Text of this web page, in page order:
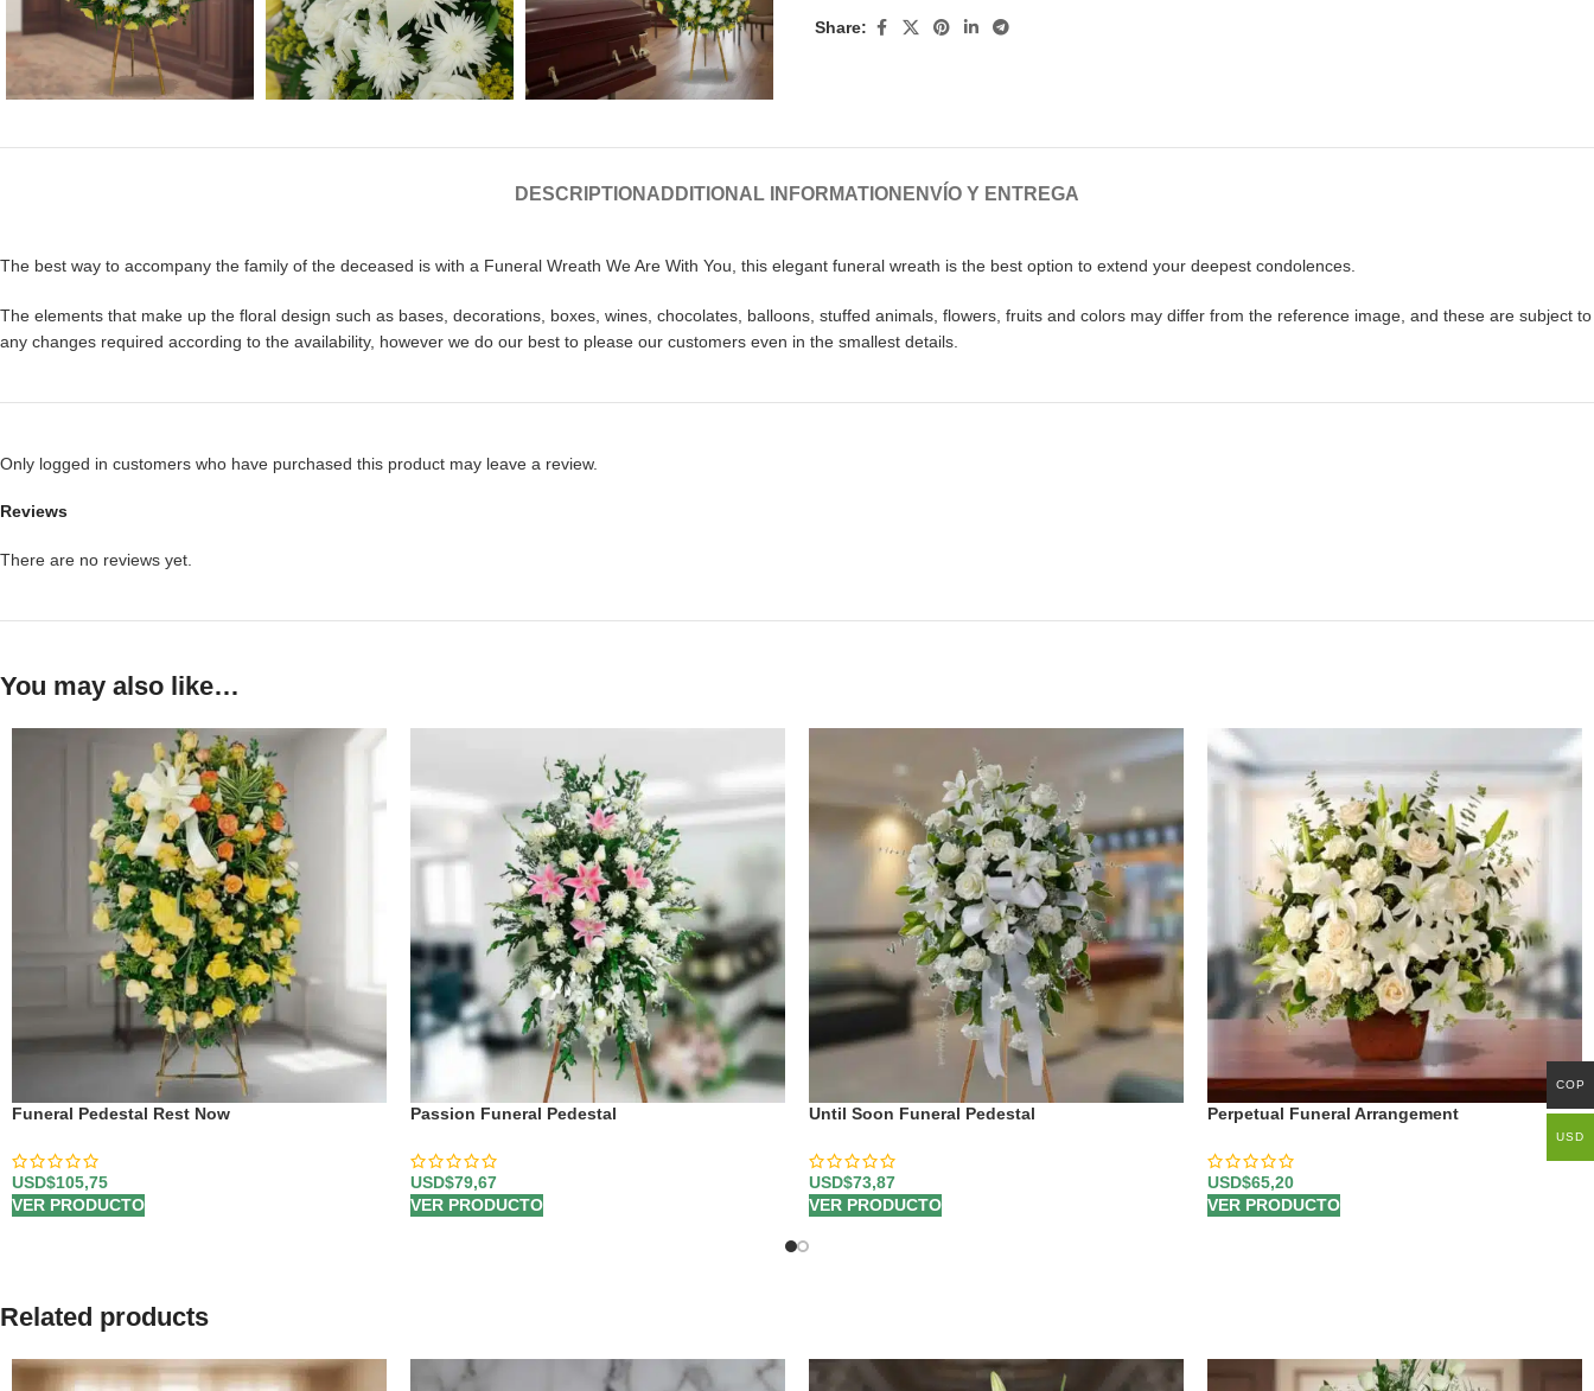
Share:
DESCRIPTION ADDITIONAL INFORMATION ENVÍO Y ENTREGA
The best way to accompany the family of the deceased is with a Funeral Wreath We Are With You, this elegant funeral wreath is the best option to extend your deepest condolences.
The elements that make up the floral design such as bases, decorations, boxes, wines, chocolates, balloons, stuffed animals, flowers, fruits and colors may differ from the reference image, and these are subject to
any changes required according to the availability, however we do our best to please our customers even in the smallest details.
Reviews
There are no reviews yet.
Only logged in customers who have purchased this product may leave a review.
You may also like…
Funeral Pedestal Rest Now
USD$105,75
VER PRODUCTO
Passion Funeral Pedestal
USD$79,67
VER PRODUCTO
Until Soon Funeral Pedestal
USD$73,87
VER PRODUCTO
Perpetual Funeral Arrangement
USD$65,20
VER PRODUCTO
Related products
COP
USD